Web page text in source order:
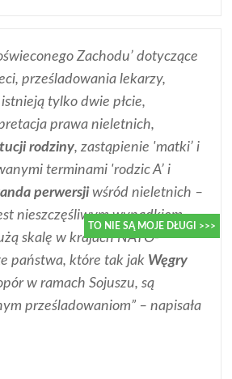
Zachodu’ dotyczące
prześladowania lekarzy,
tylko dwie płcie,
prawa nieletnich,
rodziny, zastąpienie 'matki’ i
terminami 'rodzic A’ i
perwersjiwśród nieletnich –
nieszczęśliwym wypadkiem,
skalę w krajach NATO-
państwa, które tak jak Węgry
w ramach Sojuszu, są
prześladowaniom” – napisała